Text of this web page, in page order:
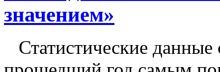
значением»
Статистические данные